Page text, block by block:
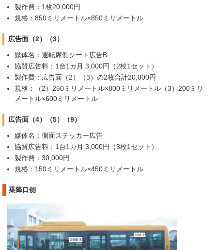
製作費：1枚20,000円
規格：850ミリメートル×850ミリメートル
広告面（2）（3）
媒体名：運転席側シート広告B
協賛広告料：1台1カ月 3,000円（2枚1セット）
製作費：広告面（2）（3）の2枚合計20,000円
規格：（2）250ミリメートル×800ミリメートル（3）200ミリ
メートル×600ミリメートル
広告面（4）（5）（9）
媒体名：側面ステッカー広告
協賛広告料：1台1カ月 3,000円（3枚1セット）
製作費：30,000円
規格：150ミリメートル×450ミリメートル
乗降口側